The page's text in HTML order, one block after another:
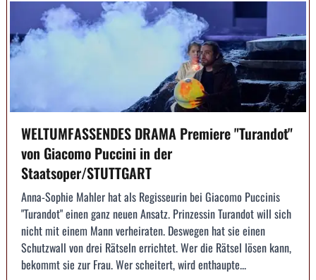
WELTUMFASSENDES DRAMA Premiere "Turandot"
von Giacomo Puccini in der
Staatsoper/STUTTGART
Anna-Sophie Mahler hat als Regisseurin bei Giacomo Puccinis
"Turandot" einen ganz neuen Ansatz. Prinzessin Turandot will sich
nicht mit einem Mann verheiraten. Deswegen hat sie einen
Schutzwall von drei Rätseln errichtet. Wer die Rätsel lösen kann,
bekommt sie zur Frau. Wer scheitert, wird enthaupte...